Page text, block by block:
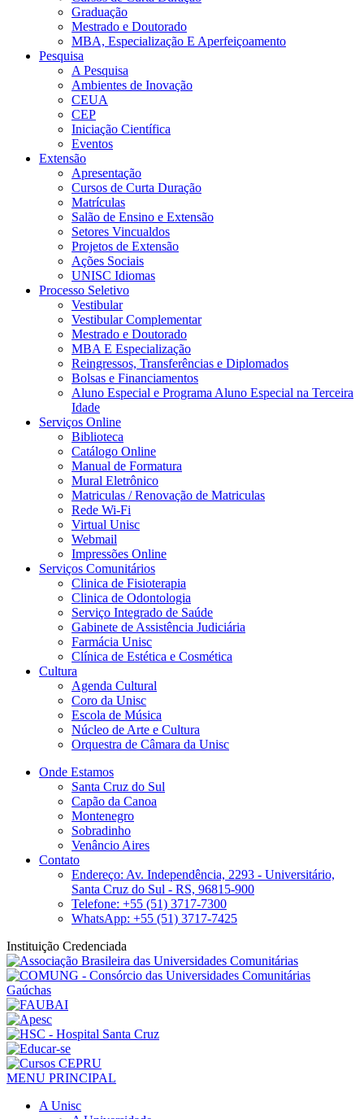
Graduação
Mestrado e Doutorado
MBA, Especialização E Aperfeiçoamento
Pesquisa
A Pesquisa
Ambientes de Inovação
CEUA
CEP
Iniciação Científica
Eventos
Extensão
Apresentação
Cursos de Curta Duração
Matrículas
Salão de Ensino e Extensão
Setores Vincualdos
Projetos de Extensão
Ações Sociais
UNISC Idiomas
Processo Seletivo
Vestibular
Vestibular Complementar
Mestrado e Doutorado
MBA E Especialização
Reingressos, Transferências e Diplomados
Bolsas e Financiamentos
Aluno Especial e Programa Aluno Especial na Terceira
Idade
Serviços Online
Biblioteca
Catálogo Online
Manual de Formatura
Mural Eletrônico
Matriculas / Renovação de Matriculas
Rede Wi-Fi
Virtual Unisc
Webmail
Impressões Online
Serviços Comunitários
Clinica de Fisioterapia
Clinica de Odontologia
Serviço Integrado de Saúde
Gabinete de Assistência Judiciária
Farmácia Unisc
Clínica de Estética e Cosmética
Cultura
Agenda Cultural
Coro da Unisc
Escola de Música
Núcleo de Arte e Cultura
Orquestra de Câmara da Unisc
Onde Estamos
Santa Cruz do Sul
Capão da Canoa
Montenegro
Sobradinho
Venâncio Aires
Contato
Endereço: Av. Independência, 2293 - Universitário,
Santa Cruz do Sul - RS, 96815-900
Telefone: +55 (51) 3717-7300
WhatsApp: +55 (51) 3717-7425
Instituição Credenciada
MENU PRINCIPAL
A Unisc